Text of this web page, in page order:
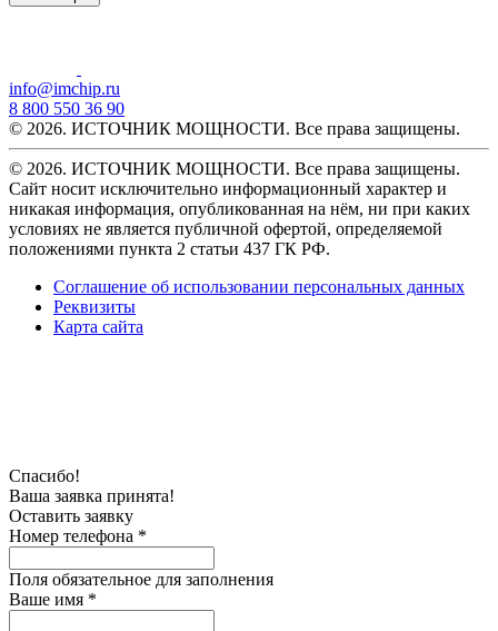
info@imchip.ru
8 800 550 36 90
© 2026. ИСТОЧНИК МОЩНОСТИ. Все права защищены.
© 2026. ИСТОЧНИК МОЩНОСТИ. Все права защищены.
Сайт носит исключительно информационный характер и
никакая информация, опубликованная на нём, ни при каких
условиях не является публичной офертой, определяемой
положениями пункта 2 статьи 437 ГК РФ.
Соглашение об использовании персональных данных
Реквизиты
Карта сайта
Спасибо!
Ваша заявка принята!
Оставить заявку
Номер телефона *
Поля обязательное для заполнения
Ваше имя *